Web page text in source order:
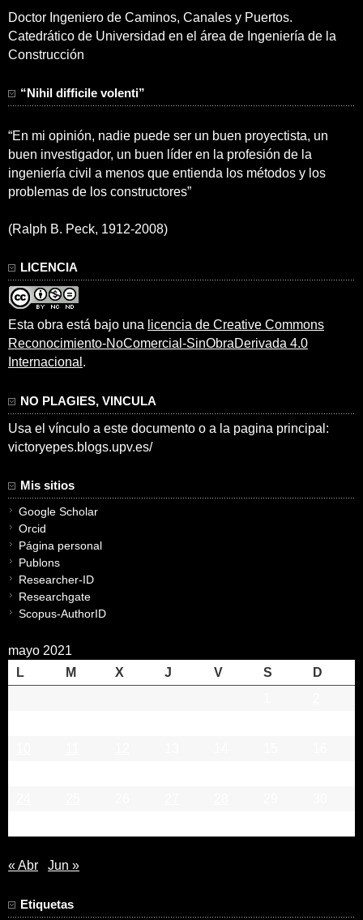
Doctor Ingeniero de Caminos, Canales y Puertos.
Catedrático de Universidad en el área de Ingeniería de la
Construcción
“Nihil difficile volenti”
“En mi opinión, nadie puede ser un buen proyectista, un
buen investigador, un buen líder en la profesión de la
ingeniería civil a menos que entienda los métodos y los
problemas de los constructores”
(Ralph B. Peck, 1912-2008)
LICENCIA
Esta obra está bajo una licencia de Creative Commons
Reconocimiento-NoComercial-SinObraDerivada 4.0
Internacional .
NO PLAGIES, VINCULA
Usa el vínculo a este documento o a la pagina principal:
victoryepes.blogs.upv.es/
Mis sitios
Google Scholar
Orcid
Página personal
Publons
Researcher-ID
Researchgate
Scopus-AuthorID
mayo 2021
L
M X J V S
D
« Abr Jun »
Etiquetas